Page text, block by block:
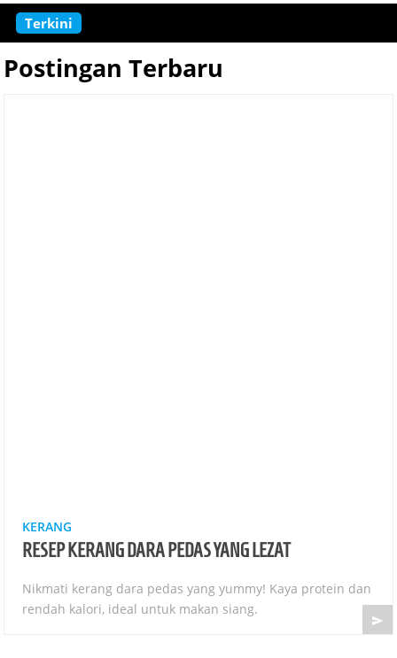
Terkini
Postingan Terbaru
KERANG
RESEP KERANG DARA PEDAS YANG LEZAT
Nikmati kerang dara pedas yang yummy! Kaya protein dan
rendah kalori, ideal untuk makan siang.
